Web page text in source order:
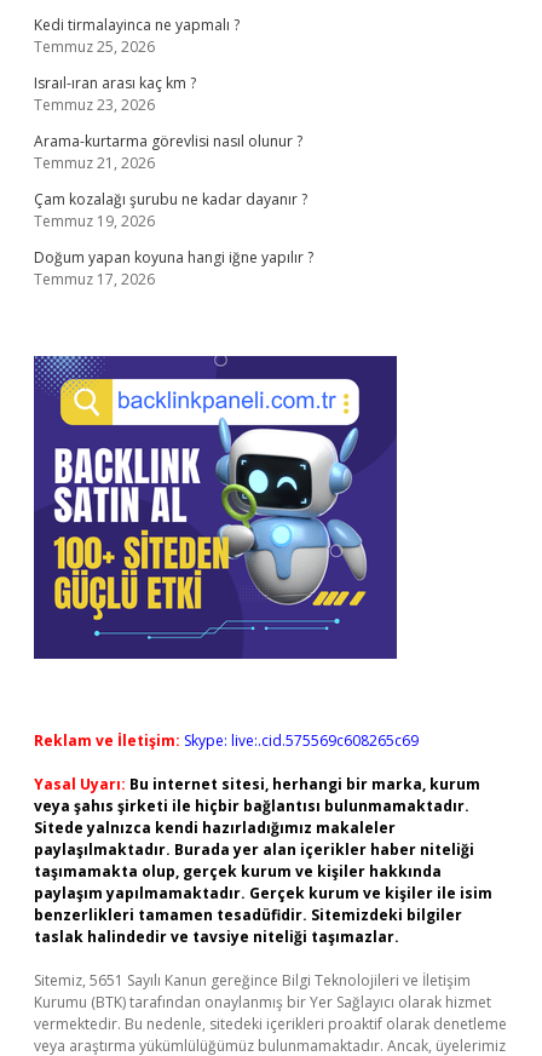
Kedi tirmalayinca ne yapmalı ?
Temmuz 25, 2026
Israıl-ıran arası kaç km ?
Temmuz 23, 2026
Arama-kurtarma görevlisi nasıl olunur ?
Temmuz 21, 2026
Çam kozalağı şurubu ne kadar dayanır ?
Temmuz 19, 2026
Doğum yapan koyuna hangi iğne yapılır ?
Temmuz 17, 2026
Reklam ve İletişim: Skype: live:.cid.575569c608265c69
Yasal Uyarı: Bu internet sitesi, herhangi bir marka, kurum
veya şahıs şirketi ile hiçbir bağlantısı bulunmamaktadır.
Sitede yalnızca kendi hazırladığımız makaleler
paylaşılmaktadır. Burada yer alan içerikler haber niteliği
taşımamakta olup, gerçek kurum ve kişiler hakkında
paylaşım yapılmamaktadır. Gerçek kurum ve kişiler ile isim
benzerlikleri tamamen tesadüfidir. Sitemizdeki bilgiler
taslak halindedir ve tavsiye niteliği taşımazlar.
Sitemiz, 5651 Sayılı Kanun gereğince Bilgi Teknolojileri ve İletişim
Kurumu (BTK) tarafından onaylanmış bir Yer Sağlayıcı olarak hizmet
vermektedir. Bu nedenle, sitedeki içerikleri proaktif olarak denetleme
veya araştırma yükümlülüğümüz bulunmamaktadır. Ancak, üyelerimiz